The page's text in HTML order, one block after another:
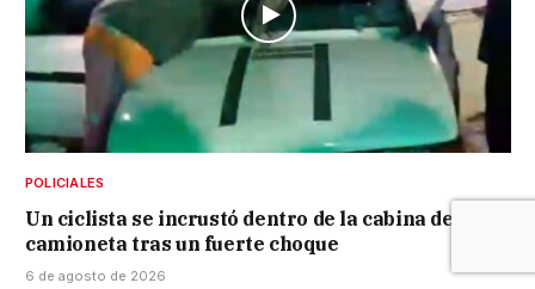
POLICIALES
Un ciclista se incrustó dentro de la cabina de una
camioneta tras un fuerte choque
6 de agosto de 2026